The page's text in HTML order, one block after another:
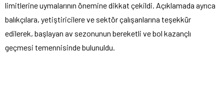
limitlerine uymalarının önemine dikkat çekildi. Açıklamada ayrıca
balıkçılara, yetiştiricilere ve sektör çalışanlarına teşekkür
edilerek, başlayan av sezonunun bereketli ve bol kazançlı
geçmesi temennisinde bulunuldu.